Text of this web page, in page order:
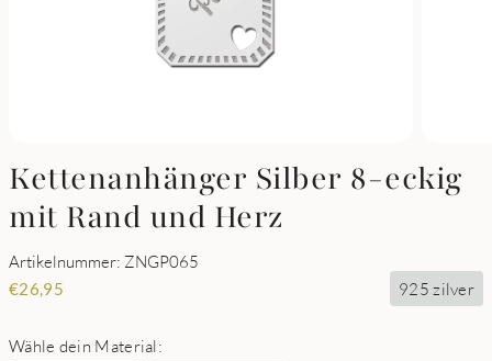
Kettenanhänger Silber 8-eckig
mit Rand und Herz
Artikelnummer: ZNGP065
€26,95 925 zilver
Wähle dein Material: